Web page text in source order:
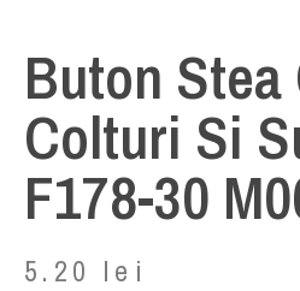
Buton Stea
Colturi Si
F178-30
5.20 lei